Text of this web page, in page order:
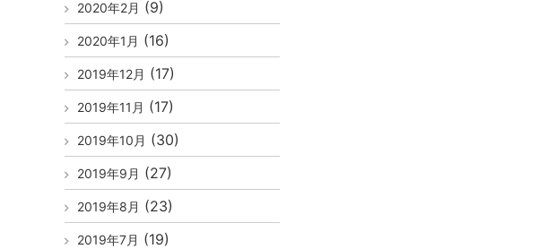
2020年2月 (9)
2020年1月 (16)
2019年12月 (17)
2019年11月 (17)
2019年10月 (30)
2019年9月 (27)
2019年8月 (23)
2019年7月 (19)